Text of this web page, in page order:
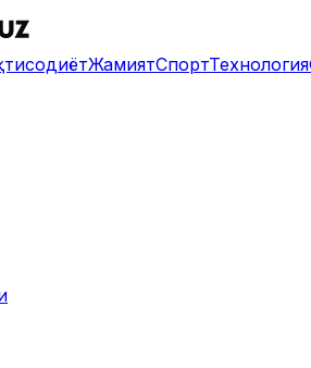
ЖамиятСпортТехнология